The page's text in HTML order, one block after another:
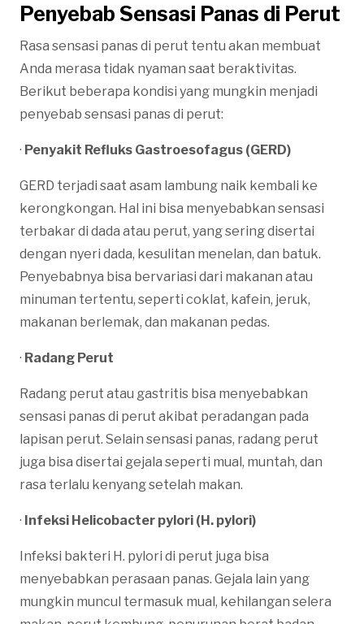
Penyebab Sensasi Panas di Perut
Rasa sensasi panas di perut tentu akan membuat
Anda merasa tidak nyaman saat beraktivitas.
Berikut beberapa kondisi yang mungkin menjadi
penyebab sensasi panas di perut:
· Penyakit Refluks Gastroesofagus (GERD)
GERD terjadi saat asam lambung naik kembali ke
kerongkongan. Hal ini bisa menyebabkan sensasi
terbakar di dada atau perut, yang sering disertai
dengan nyeri dada, kesulitan menelan, dan batuk.
Penyebabnya bisa bervariasi dari makanan atau
minuman tertentu, seperti coklat, kafein, jeruk,
makanan berlemak, dan makanan pedas.
· Radang Perut
Radang perut atau gastritis bisa menyebabkan
sensasi panas di perut akibat peradangan pada
lapisan perut. Selain sensasi panas, radang perut
juga bisa disertai gejala seperti mual, muntah, dan
rasa terlalu kenyang setelah makan.
· Infeksi Helicobacter pylori (H. pylori)
Infeksi bakteri H. pylori di perut juga bisa
menyebabkan perasaan panas. Gejala lain yang
mungkin muncul termasuk mual, kehilangan selera